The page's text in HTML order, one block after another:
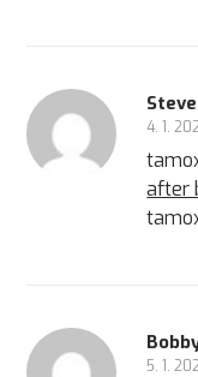
4. 1.
after
5. 1.